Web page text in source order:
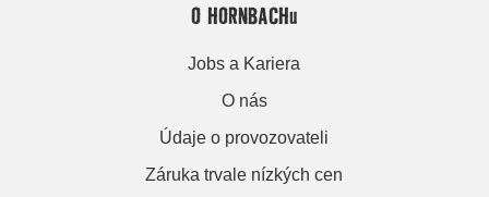
O HORNBACHu
Jobs a Kariera
O nás
Údaje o provozovateli
Záruka trvale nízkých cen